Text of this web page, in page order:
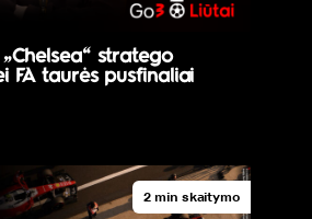
stratego
FA taurės pusfinaliai
2 min skaitymo